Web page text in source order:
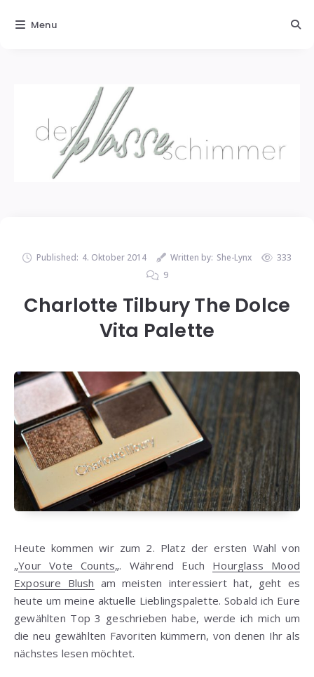
Published: 4. Oktober 2014 Written by: She-Lynx
333
9
Charlotte Tilbury The Dolce
Vita Palette
Heute kommen wir zum 2. Platz der ersten Wahl von
„Your Vote Counts„. Während Euch Hourglass Mood
Exposure Blush am meisten interessiert hat, geht es
heute um meine aktuelle Lieblingspalette. Sobald ich Eure
gewählten Top 3 geschrieben habe, werde ich mich um
die neu gewählten Favoriten kümmern, von denen Ihr als
nächstes lesen möchtet.
Menu